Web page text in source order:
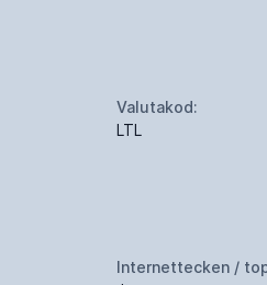
Valutakod:
LTL
Internettecken /